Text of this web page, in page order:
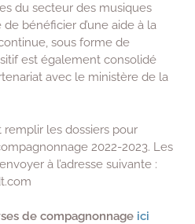
du secteur des musiques
bénéficier d’une aide à la
sous forme de
est également consolidé
avec le ministère de la
les dossiers pour
2022-2023. Les
à l’adresse suivante :
de compagnonnage ici